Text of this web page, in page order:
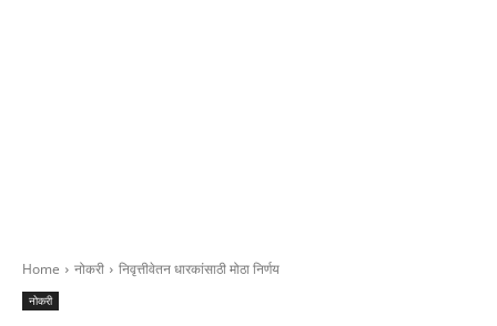
Home नोकरी निवृत्तीवेतन धारकांसाठी मोठा निर्णय
नोकरी